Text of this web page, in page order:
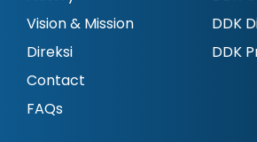
Vision & Mission
Direksi
Contact
FAQs
DDK
DDK